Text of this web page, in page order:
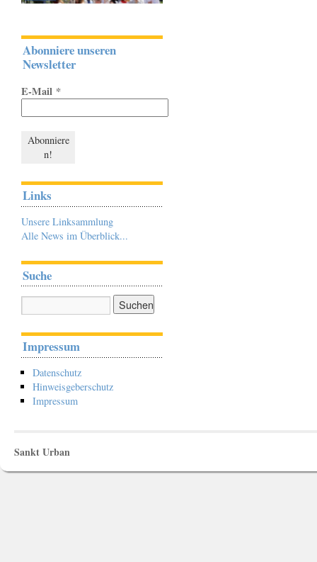
Abonniere unseren
Newsletter
E-Mail *
Links
Unsere Linksammlung
Alle News im Überblick...
Suche
Impressum
Datenschutz
Hinweisgeberschutz
Impressum
Sankt Urban